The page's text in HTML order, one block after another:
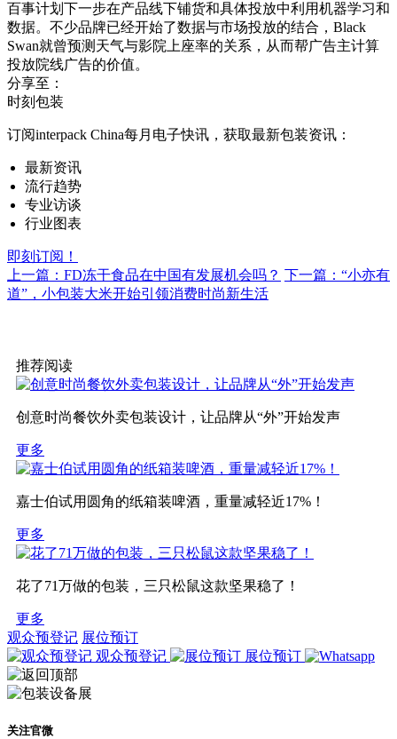
百事计划下一步在产品线下铺货和具体投放中利用机器学习和
数据。不少品牌已经开始了数据与市场投放的结合，Black
Swan就曾预测天气与影院上座率的关系，从而帮广告主计算
投放院线广告的价值。
分享至：
时刻包装
订阅interpack China每月电子快讯，获取最新包装资讯：
最新资讯
流行趋势
专业访谈
行业图表
即刻订阅！
上一篇：FD冻干食品在中国有发展机会吗？ 下一篇：“小亦有
道”，小包装大米开始引领消费时尚新生活
推荐阅读
创意时尚餐饮外卖包装设计，让品牌从“外”开始发声
更多
嘉士伯试用圆角的纸箱装啤酒，重量减轻近17%！
更多
花了71万做的包装，三只松鼠这款坚果稳了！
更多
观众预登记 展位预订
观众预登记
展位预订
关注官微